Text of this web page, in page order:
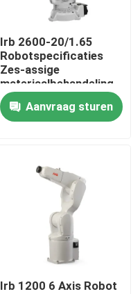
Irb 2600-20/1.65
Robotspecificaties
Zes-assige
materiaalbehandeling
Aanvraag sturen
Irb 1200 6 Axis Robot